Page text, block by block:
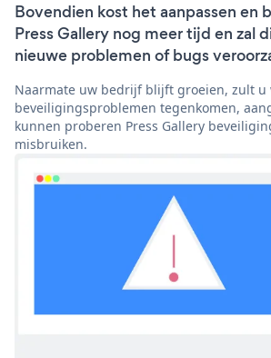
Bovendien kost het aanpassen en
Press Gallery nog meer tijd en zal
nieuwe problemen of bugs
Naarmate uw bedrijf blijft groeien, zult u
beveiligingsproblemen tegenkomen,
kunnen proberen Press Gallery
misbruiken.